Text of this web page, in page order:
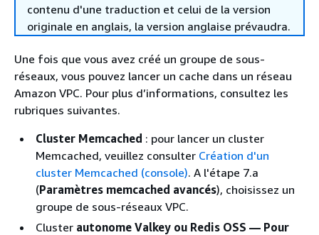
contenu d'une traduction et celui de la version
originale en anglais, la version anglaise prévaudra.
Une fois que vous avez créé un groupe de sous-
réseaux, vous pouvez lancer un cache dans un réseau
Amazon VPC. Pour plus d’informations, consultez les
rubriques suivantes.
Cluster Memcached : pour lancer un cluster
Memcached, veuillez consulter Création d'un
cluster Memcached (console). A l'étape 7.a
(Paramètres memcached avancés), choisissez un
groupe de sous-réseaux VPC.
Cluster autonome Valkey ou Redis OSS — Pour